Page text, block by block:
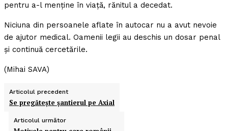
pentru a-l menţine în viaţă, rănitul a decedat.
Niciuna din persoanele aflate în autocar nu a avut nevoie
de ajutor medical. Oamenii legii au deschis un dosar penal
şi continuă cercetările.
(Mihai SAVA)
Articolul precedent
Se pregăteşte şantierul pe Axial
Articolul următor